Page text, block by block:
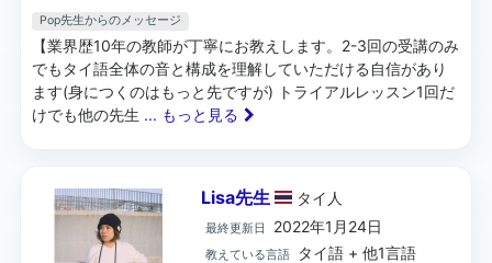
Pop先生からのメッセージ
【業界歴10年の教師が丁寧にお教えします。2-3回の受講のみ
でもタイ語全体の音と構成を理解していただける自信があり
ます(身につくのはもっと先ですが) トライアルレッスン1回だ
けでも他の先生 ... もっと見る
Lisa先生 タイ 人
最終更新日 2022年1月24日
教えている言語 タイ語 + 他1言語